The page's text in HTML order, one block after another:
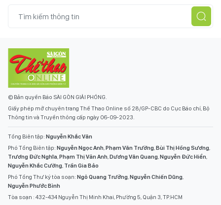
© Bản quyền Báo SÀI GÒN GIẢI PHÓNG.
Giấy phép mở chuyên trang Thể Thao Online số 28/GP-CBC do Cục Báo chí, Bộ
Thông tin và Truyền thông cấp ngày 06-09-2023.
Tổng Biên tập: Nguyễn Khắc Văn
Phó Tổng Biên tập: Nguyễn Ngọc Anh,Phạm Văn Trường,Bùi Thị Hồng Sương,
Trương Đức Nghĩa,Phạm Thị Vân Anh,Dương Văn Quang,Nguyễn Đức Hiển,
Nguyễn Khắc Cường, Trần Gia Bảo
Phó Tổng Thư ký tòa soạn: Ngô Quang Trưởng,Nguyễn Chiến Dũng,
Nguyễn Phước Bình
Tòa soạn : 432-434 Nguyễn Thị Minh Khai, Phường 5, Quận 3, TP.HCM